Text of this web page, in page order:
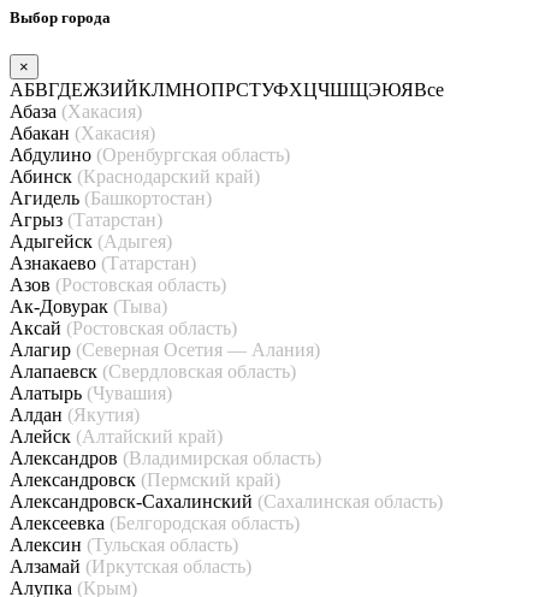
Выбор города
×
АБВГДЕЖЗИЙКЛМНОПРСТУФХЦЧШЩЭЮЯВсе
Абаза (Хакасия)
Абакан (Хакасия)
Абдулино (Оренбургская область)
Абинск (Краснодарский край)
Агидель (Башкортостан)
Агрыз (Татарстан)
Адыгейск (Адыгея)
Азнакаево (Татарстан)
Азов (Ростовская область)
Ак-Довурак (Тыва)
Аксай (Ростовская область)
Алагир (Северная Осетия — Алания)
Алапаевск (Свердловская область)
Алатырь (Чувашия)
Алдан (Якутия)
Алейск (Алтайский край)
Александров (Владимирская область)
Александровск (Пермский край)
Александровск-Сахалинский (Сахалинская область)
Алексеевка (Белгородская область)
Алексин (Тульская область)
Алзамай (Иркутская область)
Алупка (Крым)